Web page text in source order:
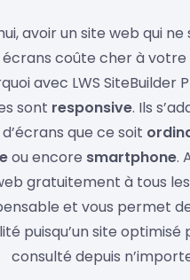
avoir un site web qui
coûte cher à votre
avec LWS SiteBuilder
sont responsive. Ils
que ce soit
ou encore smartphone.
gratuitement à tous
et vous permet
puisqu’un site
consulté depuis